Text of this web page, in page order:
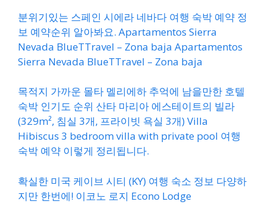
분위기있는 스페인 시에라 네바다 여행 숙박 예약 정
보 예약순위 알아봐요. Apartamentos Sierra
Nevada BlueTTravel – Zona baja Apartamentos
Sierra Nevada BlueTTravel – Zona baja
목적지 가까운 몰타 멜리에하 추억에 남을만한 호텔
숙박 인기도 순위 산타 마리아 에스테이트의 빌라
(329m², 침실 3개, 프라이빗 욕실 3개) Villa
Hibiscus 3 bedroom villa with private pool 여행
숙박 예약 이렇게 정리됩니다.
확실한 미국 케이브 시티 (KY) 여행 숙소 정보 다양하
지만 한번에! 이코노 로지 Econo Lodge